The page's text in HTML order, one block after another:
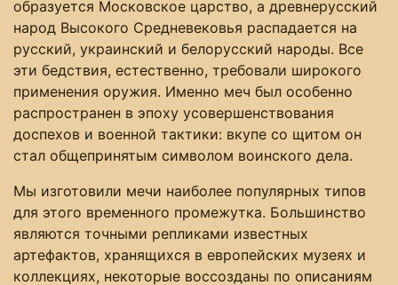
образуется Московское царство, а древнерусский
народ Высокого Средневековья распадается на
русский, украинский и белорусский народы. Все
эти бедствия, естественно, требовали широкого
применения оружия. Именно меч был особенно
распространен в эпоху усовершенствования
доспехов и военной тактики: вкупе со щитом он
стал общепринятым символом воинского дела.
Мы изготовили мечи наиболее популярных типов
для этого временного промежутка. Большинство
являются точными репликами известных
артефактов, хранящихся в европейских музеях и
коллекциях, некоторые воссозданы по описаниям